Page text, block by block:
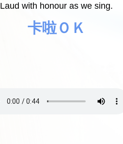
Laud with honour as we sing.
卡啦ＯＫ